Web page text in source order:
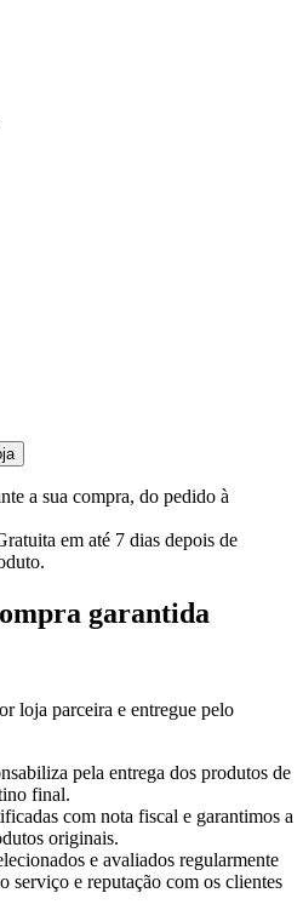
a sua compra, do pedido à
em até 7 dias depois de
garantida
loja parceira e entregue pelo
pela entrega dos produtos de
final.
com nota fiscal e garantimos a
originais.
e avaliados regularmente
serviço e reputação com os clientes